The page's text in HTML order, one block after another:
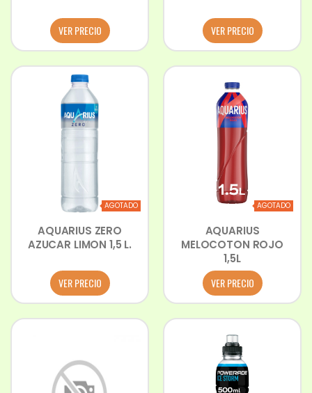
VER PRECIO VER PRECIO
AGOTADO
AQUARIUS ZERO
AZUCAR LIMON 1,5 L.
VER PRECIO
AGOTADO
AQUARIUS
MELOCOTON ROJO
1,5L
VER PRECIO